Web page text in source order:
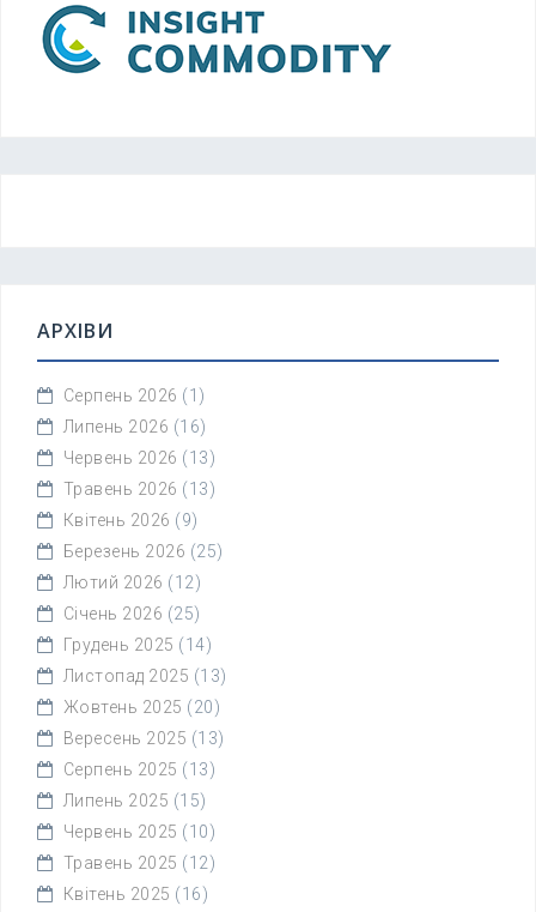
АРХІВИ
Серпень 2026 (1)
Липень 2026 (16)
Червень 2026 (13)
Травень 2026 (13)
Квітень 2026 (9)
Березень 2026 (25)
Лютий 2026 (12)
Січень 2026 (25)
Грудень 2025 (14)
Листопад 2025 (13)
Жовтень 2025 (20)
Вересень 2025 (13)
Серпень 2025 (13)
Липень 2025 (15)
Червень 2025 (10)
Травень 2025 (12)
Квітень 2025 (16)